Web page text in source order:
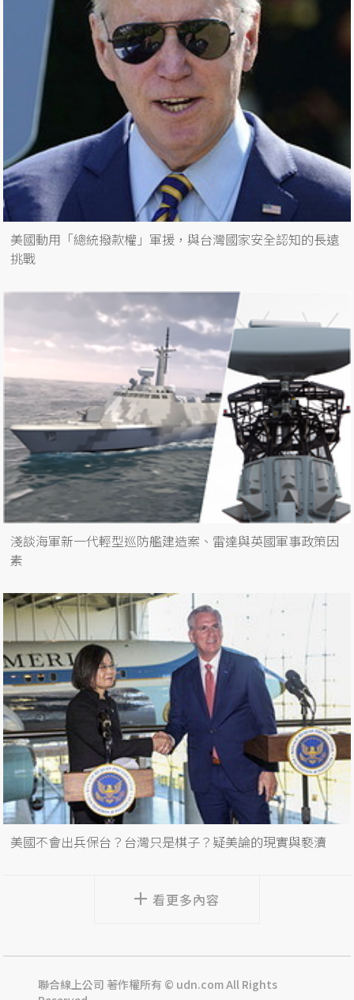
美國動用「總統撥款權」軍援，與台灣國家安全認知的長遠
挑戰
淺談海軍新一代輕型巡防艦建造案、雷達與英國軍事政策因
素
美國不會出兵保台？台灣只是棋子？疑美論的現實與褻瀆
看更多內容
聯合線上公司 著作權所有 © udn.com All Rights